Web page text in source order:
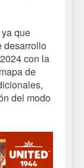
que
desarrollo
con la
de
del modo